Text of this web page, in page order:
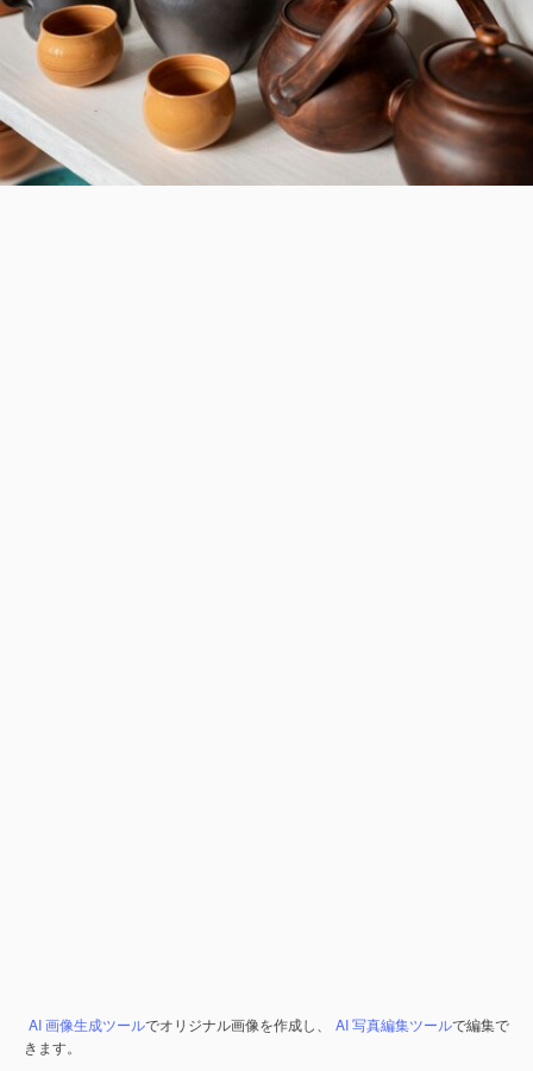
AI 画像生成ツールでオリジナル画像を作成し、 AI 写真編集ツールで編集で
きます。